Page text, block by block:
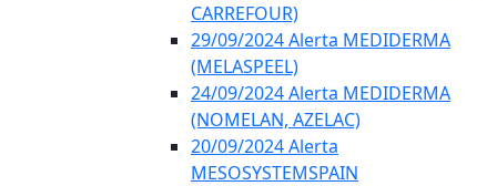
CARREFOUR)
29/09/2024 Alerta MEDIDERMA
(MELASPEEL)
24/09/2024 Alerta MEDIDERMA
(NOMELAN, AZELAC)
20/09/2024 Alerta
MESOSYSTEMSPAIN